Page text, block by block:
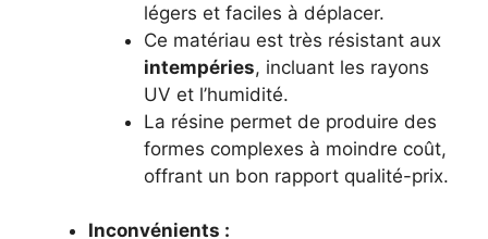
légers et faciles à déplacer.
Ce matériau est très résistant aux
intempéries, incluant les rayons
UV et l’humidité.
La résine permet de produire des
formes complexes à moindre coût,
offrant un bon rapport qualité-prix.
Inconvénients :